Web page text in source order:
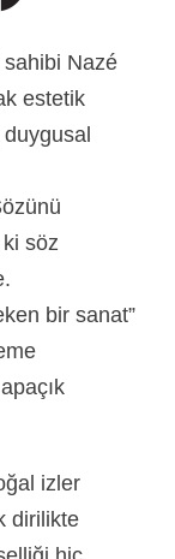
sahibi Nazé
estetik
söz
bir sanat”
izler
dirilikte